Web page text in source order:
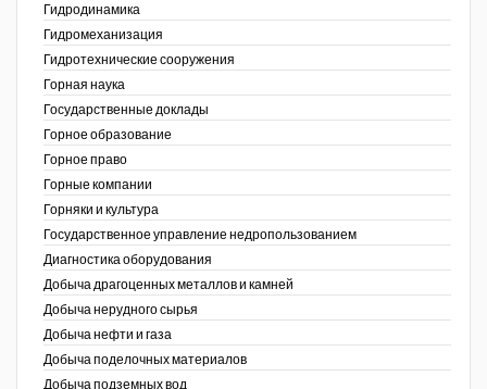
Гидродинамика
Гидромеханизация
Гидротехнические сооружения
Горная наука
Государственные доклады
Горное образование
Горное право
Горные компании
Горняки и культура
Государственное управление недропользованием
Диагностика оборудования
Добыча драгоценных металлов и камней
Добыча нерудного сырья
Добыча нефти и газа
Добыча поделочных материалов
Добыча подземных вод
Разведка и охрана недр
Стандарт качества
Сфера. Нефть и газ
Уголь
Уголь Кузбасса
Химагрегаты